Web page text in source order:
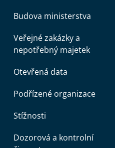
Budova ministerstva
Veřejné zakázky a
nepotřebný majetek
Otevřená data
Podřízené organizace
Stížnosti
Dozorová a kontrolní